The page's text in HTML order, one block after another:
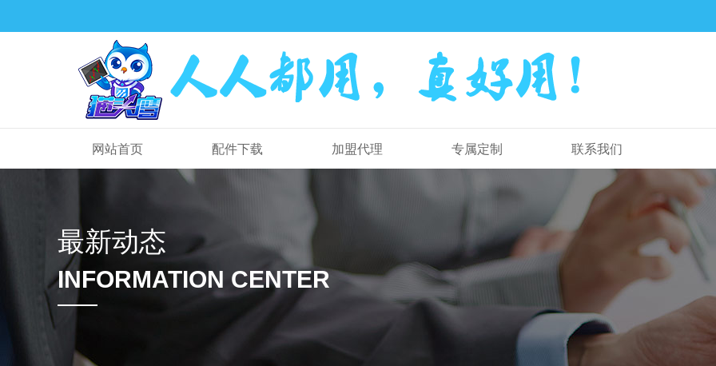
网站首页 配件下载 加盟代理 专属定制 联系我们
最新动态
INFORMATION CENTER